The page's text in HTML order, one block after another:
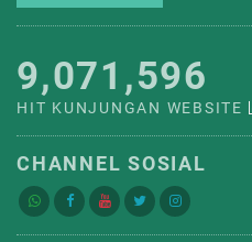
9,071,596
HIT KUNJUNGAN WEBSITE
CHANNEL SOSIAL